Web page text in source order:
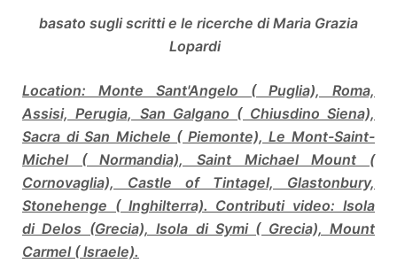
basato sugli scritti e le ricerche di Maria Grazia
Lopardi
Location: Monte Sant'Angelo ( Puglia), Roma,
Assisi, Perugia, San Galgano ( Chiusdino Siena),
Sacra di San Michele ( Piemonte), Le Mont-Saint-
Michel ( Normandia), Saint Michael Mount (
Cornovaglia), Castle of Tintagel, Glastonbury,
Stonehenge ( Inghilterra). Contributi video: Isola
di Delos (Grecia), Isola di Symi ( Grecia), Mount
Carmel ( Israele).